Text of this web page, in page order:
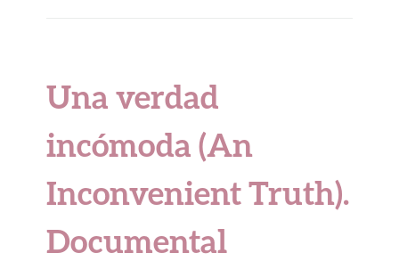
Una verdad
incómoda (An
Inconvenient Truth).
Documental